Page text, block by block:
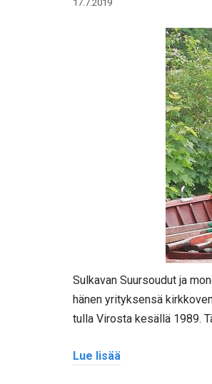
17.7.2019
Sulkavan Suursoudut ja
hänen yrityksensä
tulla Virosta kesällä 1989.
Lue lisää